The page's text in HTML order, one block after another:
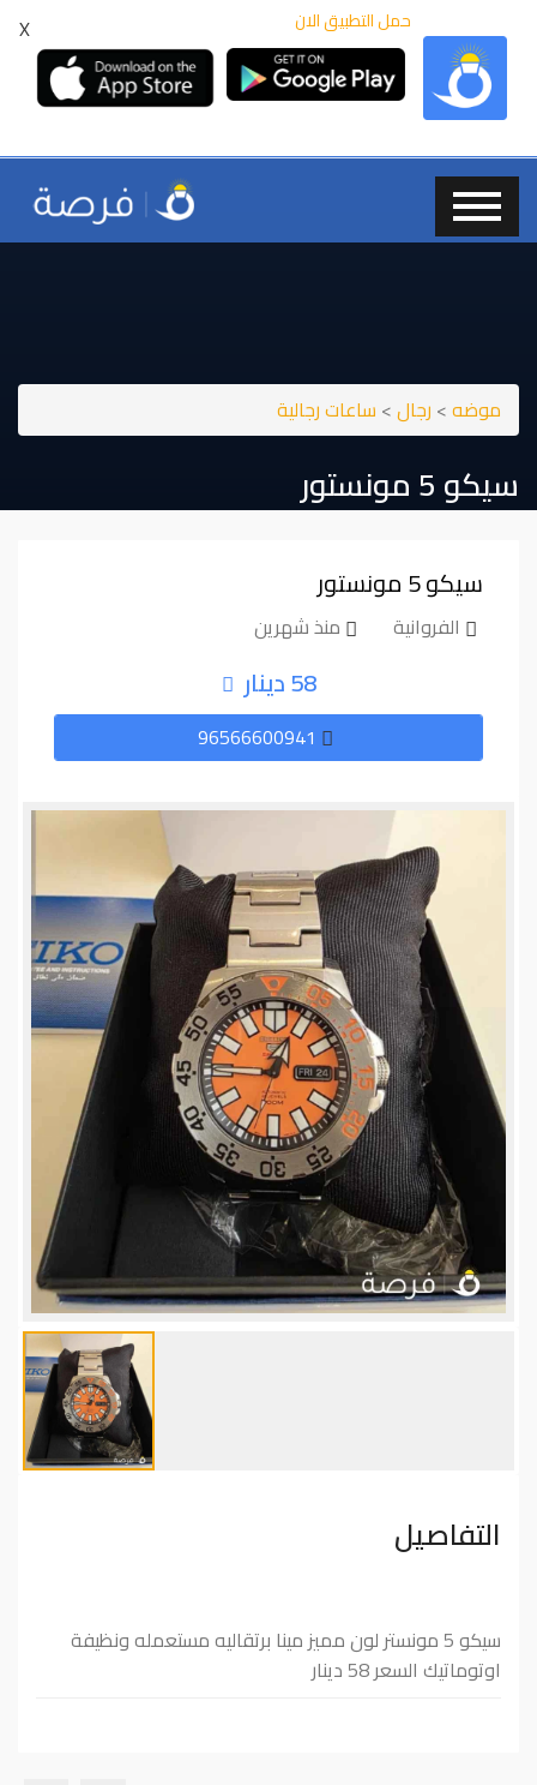
X حمل التطبيق الان
موضه> رجال> ساعات رجالية
سيكو ⁦⁦5⁩⁩ مونستور
سيكو ⁦⁦5⁩⁩ مونستور
الفروانية منذ شهرين
58 دينار
التفاصيل
سيكو 5 مونستر لون مميز مينا برتقاليه مستعمله ونظيفة
اوتوماتيك السعر 58 دينار